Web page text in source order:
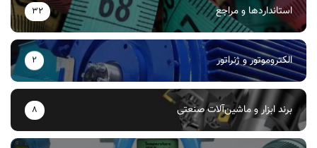
استانداردها و مراجع 32
الکتروموتور و ژنراتور 2
برند ابزار و ماشین‌آلات صنعتی 8